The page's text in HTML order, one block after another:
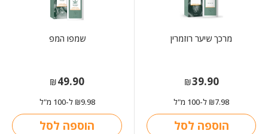
מרכך שיער רוזמרין
₪39.90
₪7.98 ל-100 מ"ל
הוספה לסל
שמפו המפ
₪49.90
₪9.98 ל-100 מ"ל
הוספה לסל